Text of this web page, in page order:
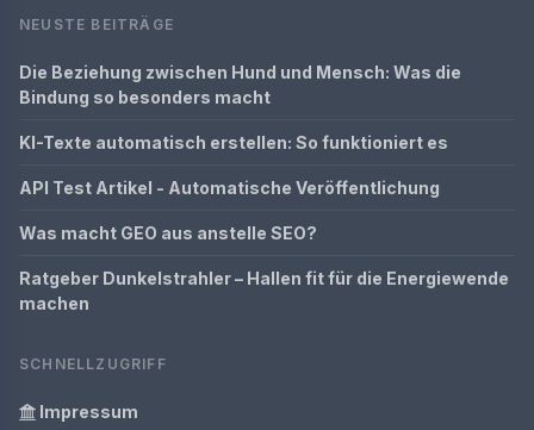
NEUSTE BEITRÄGE
Die Beziehung zwischen Hund und Mensch: Was die
Bindung so besonders macht
KI-Texte automatisch erstellen: So funktioniert es
API Test Artikel - Automatische Veröffentlichung
Was macht GEO aus anstelle SEO?
Ratgeber Dunkelstrahler – Hallen fit für die Energiewende
machen
SCHNELLZUGRIFF
Impressum